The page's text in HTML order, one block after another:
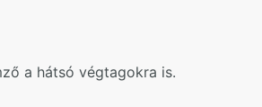
a hátsó végtagokra is.